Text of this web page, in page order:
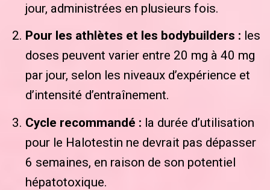
jour, administrées en plusieurs fois.
Pour les athlètes et les bodybuilders : les
doses peuvent varier entre 20 mg à 40 mg
par jour, selon les niveaux d’expérience et
d’intensité d’entraînement.
Cycle recommandé : la durée d’utilisation
pour le Halotestin ne devrait pas dépasser
6 semaines, en raison de son potentiel
hépatotoxique.